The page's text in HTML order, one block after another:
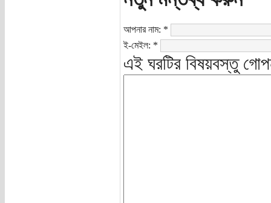
আপনার নাম: *
ই-মেইল: *
এই ঘরটির বিষয়বস্তু